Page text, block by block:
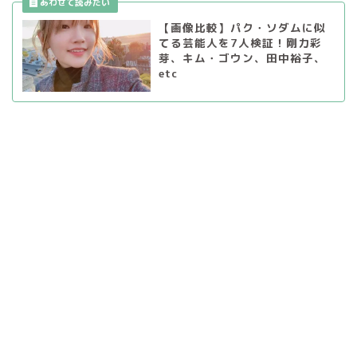
【画像比較】パク・ソダムに似
てる芸能人を7人検証！剛力彩
芽、キム・ゴウン、田中裕子、
etc